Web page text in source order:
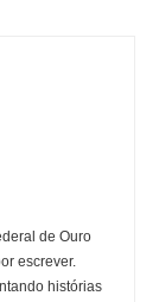
de Ouro
escrever.
histórias